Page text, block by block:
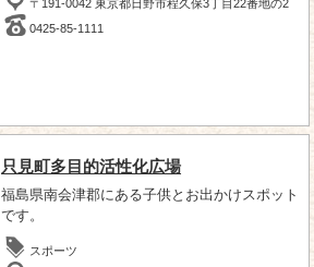
〒191-0042 東京都日野市程久保3丁目22番地の2
0425-85-1111
只見町多目的活性化広場
福島県南会津郡にある子供とお出かけスポット
です。
スポーツ